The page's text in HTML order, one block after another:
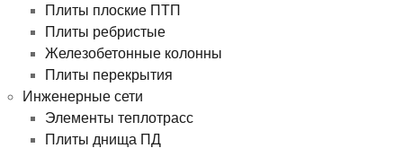
Плиты плоские ПТП
Плиты ребристые
Железобетонные колонны
Плиты перекрытия
Инженерные сети
Элементы теплотрасс
Плиты днища ПД